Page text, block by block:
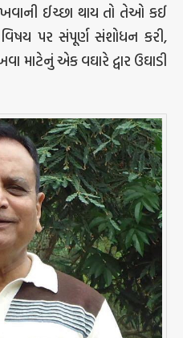
ઈચ્છા થાય તો તેઓ કઈ
પર સંપૂર્ણ સંશોધન કરી,
માટેનું એક વઘારે દ્વાર ઉઘાડી